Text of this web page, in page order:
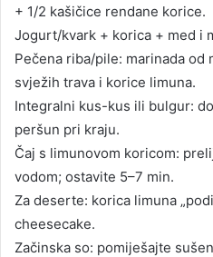
+ 1/2 kašičice rendane korice.
Jogurt/kvark + korica + med i
Pečena riba/pile: marinada od
svježih trava i korice limuna.
Integralni kus-kus ili bulgur:
peršun pri kraju.
Čaj s limunovom koricom:
vodom; ostavite 5–7 min.
Za deserte: korica limuna
cheesecake.
Začinska so: pomiješajte